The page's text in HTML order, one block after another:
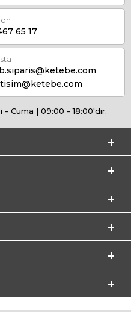
65 17
- Cuma | 09:00 - 18:00'dir.